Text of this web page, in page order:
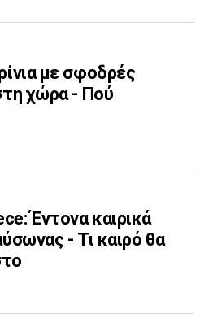
με σφοδρές
χώρα - Πού
Έντονα καιρικά
- Τι καιρό θα